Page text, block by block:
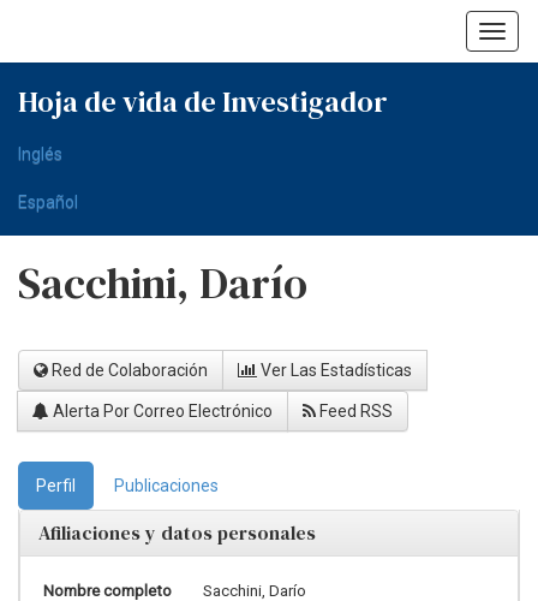
Hoja de vida de Investigador
Inglés
Español
Sacchini, Darío
Red de Colaboración Ver Las Estadísticas
Alerta Por Correo Electrónico Feed RSS
Perfil Publicaciones
Afiliaciones y datos personales
Nombre completo Sacchini, Darío